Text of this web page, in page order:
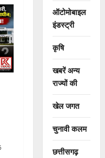
ऑटोमोबाइल
इंडस्ट्री
कृषि
खबरें अन्य
राज्यों की
खेल जगत
चुनावी कलम
छत्तीसगढ़